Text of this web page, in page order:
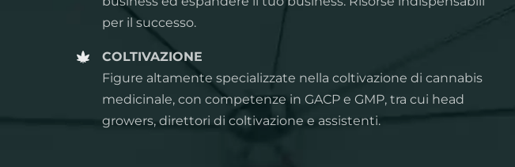
per il successo.
COLTIVAZIONE
Figure altamente specializzate nella coltivazione di cannabis
medicinale, con competenze in GACP e GMP, tra cui head
growers, direttori di coltivazione e assistenti.